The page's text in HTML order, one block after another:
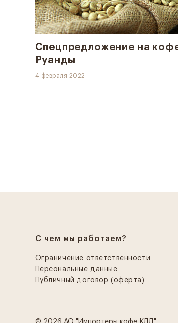
Спецпредложение на
Руанды
4 февраля 2022
С чем мы работаем?
Ограничение ответственности
Персональные данные
Публичный договор (оферта)